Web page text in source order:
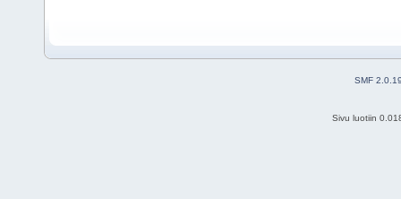
SMF
Sivu luotiin